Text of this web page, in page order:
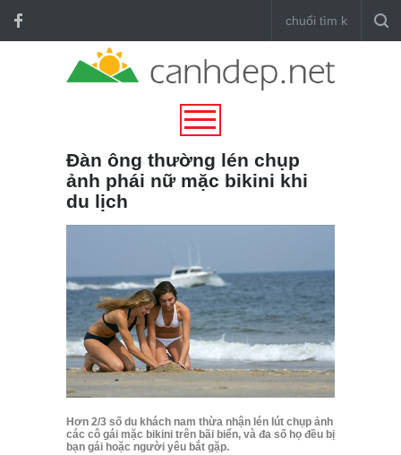
Đàn ông thường lén chụp
ảnh phái nữ mặc bikini khi
du lịch
Hơn 2/3 số du khách nam thừa nhận lén lút chụp ảnh
các cô gái mặc bikini trên bãi biển, và đa số họ đều bị
bạn gái hoặc người yêu bắt gặp.